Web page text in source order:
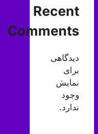
Recent
Comments
دیدگاهی
برای
نمایش
وجود
ندارد.